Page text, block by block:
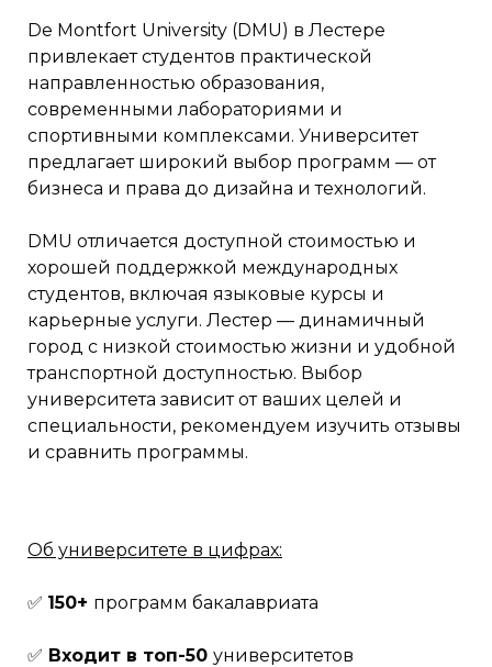
De Montfort University (DMU) в Лестере
привлекает студентов практической
направленностью образования,
современными лабораториями и
спортивными комплексами. Университет
предлагает широкий выбор программ — от
бизнеса и права до дизайна и технологий.
DMU отличается доступной стоимостью и
хорошей поддержкой международных
студентов, включая языковые курсы и
карьерные услуги. Лестер — динамичный
город с низкой стоимостью жизни и удобной
транспортной доступностью. Выбор
университета зависит от ваших целей и
специальности, рекомендуем изучить отзывы
и сравнить программы.
Об университете в цифрах:
✅ 150+ программ бакалавриата
✅ Входит в топ-50 университетов